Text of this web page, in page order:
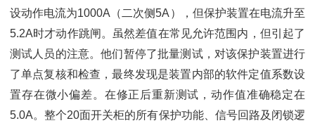
设动作电流为1000A（二次侧5A），但保护装置在电流升至
5.2A时才动作跳闸。虽然差值在常见允许范围内，但引起了
测试人员的注意。他们暂停了批量测试，对该保护装置进行
了单点复核和检查，最终发现是装置内部的软件定值系数设
置存在微小偏差。在修正后重新测试，动作值准确稳定在
5.0A。整个20面开关柜的所有保护功能、信号回路及闭锁逻